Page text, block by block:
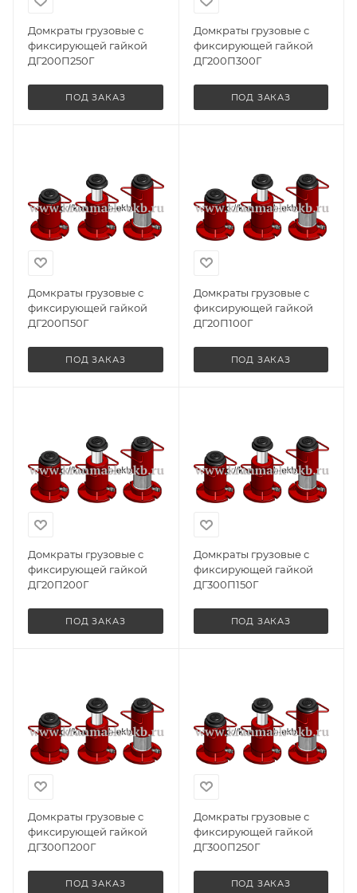
Домкраты грузовые с
фиксирующей гайкой
ДГ200П250Г
ПОД ЗАКАЗ
Домкраты грузовые с
фиксирующей гайкой
ДГ200П300Г
ПОД ЗАКАЗ
Домкраты грузовые с
фиксирующей гайкой
ДГ200П50Г
ПОД ЗАКАЗ
Домкраты грузовые с
фиксирующей гайкой
ДГ20П100Г
ПОД ЗАКАЗ
Домкраты грузовые с
фиксирующей гайкой
ДГ20П200Г
ПОД ЗАКАЗ
Домкраты грузовые с
фиксирующей гайкой
ДГ300П150Г
ПОД ЗАКАЗ
Домкраты грузовые с
фиксирующей гайкой
ДГ300П200Г
ПОД ЗАКАЗ
Домкраты грузовые с
фиксирующей гайкой
ДГ300П250Г
ПОД ЗАКАЗ